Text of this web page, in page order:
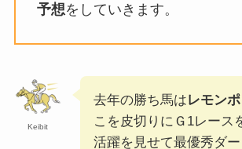
予想をしていきます。
Keibit
去年の勝ち馬はレモン
こを皮切りにＧ1レース
活躍を見せて最優秀ダ